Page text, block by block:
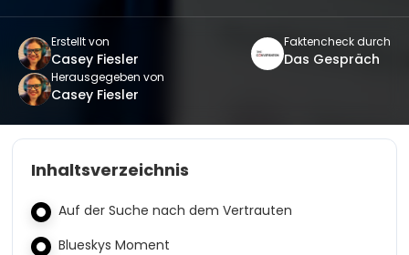
Erstellt von
Casey Fiesler
Faktencheck durch
Das Gespräch
Herausgegeben von
Casey Fiesler
Inhaltsverzeichnis
Auf der Suche nach dem Vertrauten
Blueskys Moment